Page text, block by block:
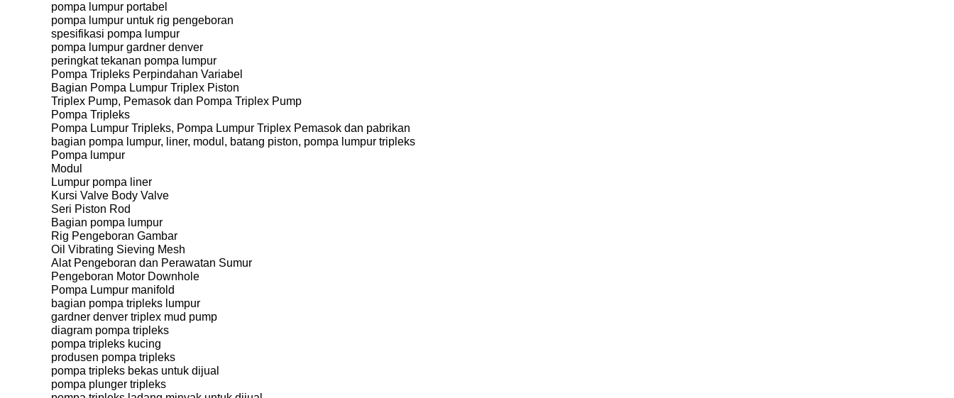
pompa lumpur portabel
pompa lumpur untuk rig pengeboran
spesifikasi pompa lumpur
pompa lumpur gardner denver
peringkat tekanan pompa lumpur
Pompa Tripleks Perpindahan Variabel
Bagian Pompa Lumpur Triplex Piston
Triplex Pump, Pemasok dan Pompa Triplex Pump
Pompa Tripleks
Pompa Lumpur Tripleks, Pompa Lumpur Triplex Pemasok dan pabrikan
bagian pompa lumpur, liner, modul, batang piston, pompa lumpur tripleks
Pompa lumpur
Modul
Lumpur pompa liner
Kursi Valve Body Valve
Seri Piston Rod
Bagian pompa lumpur
Rig Pengeboran Gambar
Oil Vibrating Sieving Mesh
Alat Pengeboran dan Perawatan Sumur
Pengeboran Motor Downhole
Pompa Lumpur manifold
bagian pompa tripleks lumpur
gardner denver triplex mud pump
diagram pompa tripleks
pompa tripleks kucing
produsen pompa tripleks
pompa tripleks bekas untuk dijual
pompa plunger tripleks